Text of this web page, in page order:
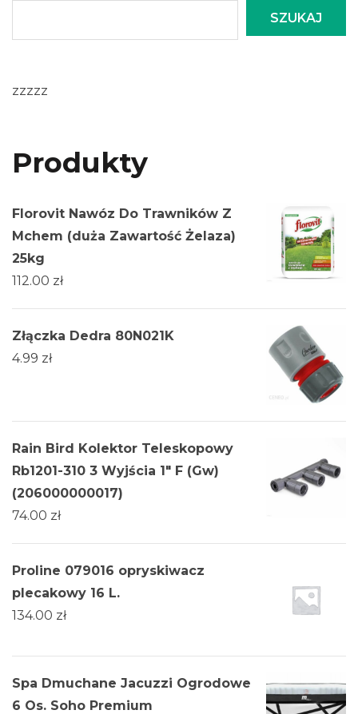
SZUKAJ
zzzzz
Produkty
Florovit Nawóz Do Trawników Z
Mchem (duża Zawartość Żelaza)
25kg
112.00 zł
Złączka Dedra 80N021K
4.99 zł
Rain Bird Kolektor Teleskopowy
Rb1201-310 3 Wyjścia 1" F (Gw)
(206000000017)
74.00 zł
Proline 079016 opryskiwacz
plecakowy 16 L.
134.00 zł
Spa Dmuchane Jacuzzi Ogrodowe
6 Os. Soho Premium